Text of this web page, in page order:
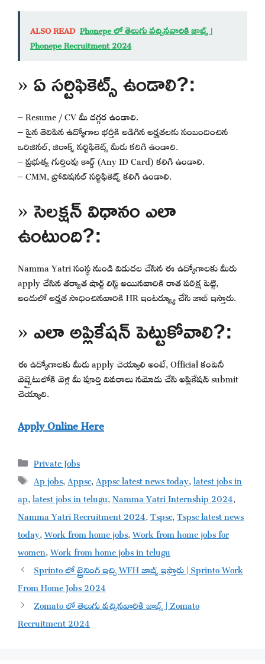
ALSO READ Phonepe లో తెలుగు వచ్చినవారికి జాబ్స్ |
Phonepe Recruitment 2024
» ఏ సర్టిఫికెట్స్ ఉండాలి?:
– Resume / CV మీ దగ్గర ఉండాలి.
– పైన తెలిపిన ఉద్యోగాల భర్తీకి అడిగిన అర్హతలకు సంబందించిన
ఒరిజినల్, జిరాక్స్ సర్టిఫికెట్స్ మీరు కలిగి ఉండాలి.
– ప్రభుత్వ గుర్తింపు కార్డ్ (Any ID Card) కలిగి ఉండాలి.
– CMM, ప్రోవిషనల్ సర్టిఫికెట్స్ కలిగి ఉండాలి.
» సెలక్షన్ విధానం ఎలా
ఉంటుంది?:
Namma Yatri సంస్థ నుండి విడుదల చేసిన ఈ ఉద్యోగాలకు మీరు
apply చేసిన తర్వాత షార్ట్ లిస్ట్ అయినవారికి రాత పరీక్ష పెట్టి,
అందులో అర్హత సాధించినవారికి HR ఇంటర్వ్యూ చేసి జాబ్ ఇస్తారు.
» ఎలా అప్లికేషన్ పెట్టుకోవాలి?:
ఈ ఉద్యోగాలకు మీరు apply చెయ్యాలి అంటే, Official కంపెనీ
వెబ్సైటులోకి వెళ్లి మీ పూర్తి వివరాలు నమోదు చేసి అప్లికేషన్ submit
చెయ్యాలి.
Apply Online Here
Categories
Private Jobs
Tags
Ap jobs,Appsc,Appsc latest news today,latest jobs in
ap,latest jobs in telugu,Namma Yatri Internship 2024,
Namma Yatri Recruitment 2024,Tspsc,Tspsc latest news
today,Work from home jobs,Work from home jobs for
women,Work from home jobs in telugu
Sprinto లో ట్రైనింగ్ ఇచ్చి WFH జాబ్స్ ఇస్తారు | Sprinto Work
From Home Jobs 2024
Zomato లో తెలుగు వచ్చినవారికి జాబ్స్ | Zomato
Recruitment 2024